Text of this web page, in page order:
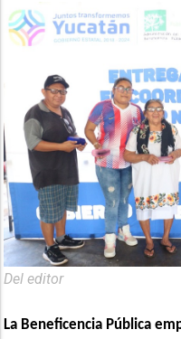
Del editor
La Beneficencia Pública